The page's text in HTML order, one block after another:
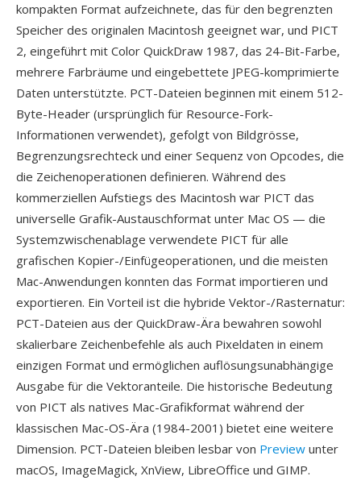
kompakten Format aufzeichnete, das für den begrenzten
Speicher des originalen Macintosh geeignet war, und PICT
2, eingeführt mit Color QuickDraw 1987, das 24-Bit-Farbe,
mehrere Farbräume und eingebettete JPEG-komprimierte
Daten unterstützte. PCT-Dateien beginnen mit einem 512-
Byte-Header (ursprünglich für Resource-Fork-
Informationen verwendet), gefolgt von Bildgrösse,
Begrenzungsrechteck und einer Sequenz von Opcodes, die
die Zeichenoperationen definieren. Während des
kommerziellen Aufstiegs des Macintosh war PICT das
universelle Grafik-Austauschformat unter Mac OS — die
Systemzwischenablage verwendete PICT für alle
grafischen Kopier-/Einfügeoperationen, und die meisten
Mac-Anwendungen konnten das Format importieren und
exportieren. Ein Vorteil ist die hybride Vektor-/Rasternatur:
PCT-Dateien aus der QuickDraw-Ära bewahren sowohl
skalierbare Zeichenbefehle als auch Pixeldaten in einem
einzigen Format und ermöglichen auflösungsunabhängige
Ausgabe für die Vektoranteile. Die historische Bedeutung
von PICT als natives Mac-Grafikformat während der
klassischen Mac-OS-Ära (1984-2001) bietet eine weitere
Dimension. PCT-Dateien bleiben lesbar von Preview unter
macOS, ImageMagick, XnView, LibreOffice und GIMP.